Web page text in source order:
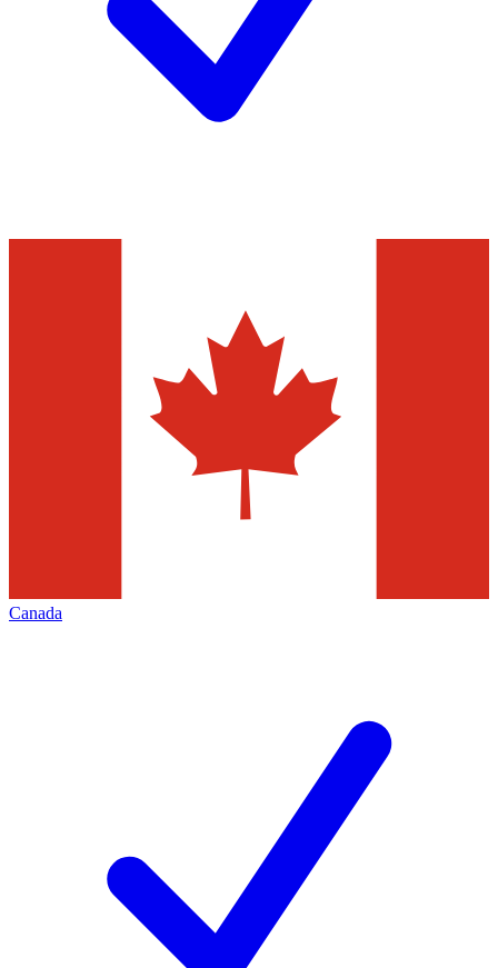
Canada